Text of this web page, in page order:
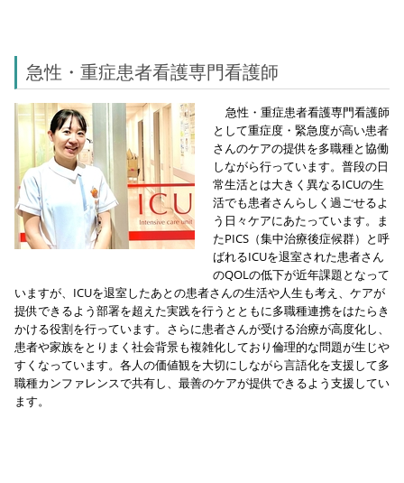
急性・重症患者看護専門看護師
急性・重症患者看護専門看護師
として重症度・緊急度が高い患者
さんのケアの提供を多職種と協働
しながら行っています。普段の日
常生活とは大きく異なるICUの生
活でも患者さんらしく過ごせるよ
う日々ケアにあたっています。ま
たPICS（集中治療後症候群）と呼
ばれるICUを退室された患者さん
のQOLの低下が近年課題となって
いますが、ICUを退室したあとの患者さんの生活や人生も考え、ケアが
提供できるよう部署を超えた実践を行うとともに多職種連携をはたらき
かける役割を行っています。さらに患者さんが受ける治療が高度化し、
患者や家族をとりまく社会背景も複雑化しており倫理的な問題が生じや
すくなっています。各人の価値観を大切にしながら言語化を支援して多
職種カンファレンスで共有し、最善のケアが提供できるよう支援してい
ます。